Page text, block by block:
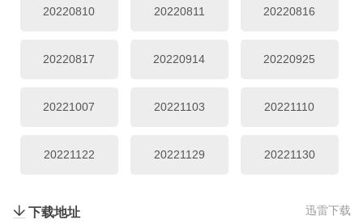
20220810 20220811 20220816
20220817 20220914 20220925
20221007 20221103 20221110
20221122 20221129 20221130
迅雷下载
下载地址